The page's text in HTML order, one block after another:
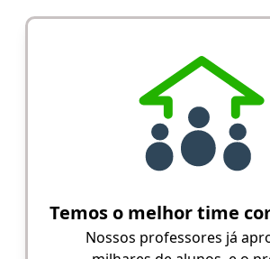
Temos o melhor time
Nossos professores já